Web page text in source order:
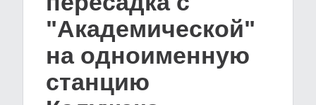
"Академической"
на одноименную
станцию